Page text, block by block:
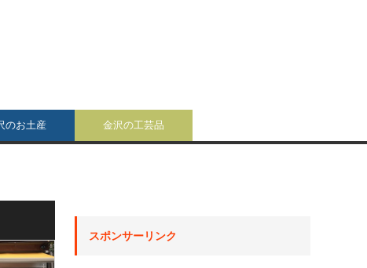
のお土産 金沢の工芸品
スポンサーリンク